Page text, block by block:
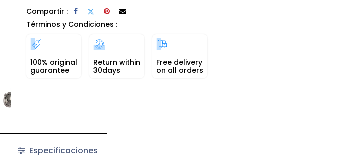
Compartir :
Términos y Condiciones :
100% original
guarantee
Return within
30days
Free delivery
on all orders
Especificaciones